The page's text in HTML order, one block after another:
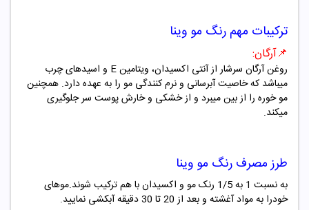
ترکیبات مهم رنگ مو وینا
📌آرگان:
روغن آرگان سرشار از آنتی اکسیدان، ویتامینE و اسیدهای چرب
میباشد که خاصیت آبرسانی و نرم کنندگی مو را به عهده دارد. همچنین
مو خوره را از بین میبرد و از خشکی و خارش پوست سر جلوگیری
میکند.
طرز مصرف رنگ مو وینا
به نسبت 1 به 1/5 رنک مو و اکسیدان با هم ترکیب شوند.موهای
خودرا به مواد آغشته و بعد از 20 تا 30 دقیقه آبکشی نمایید.